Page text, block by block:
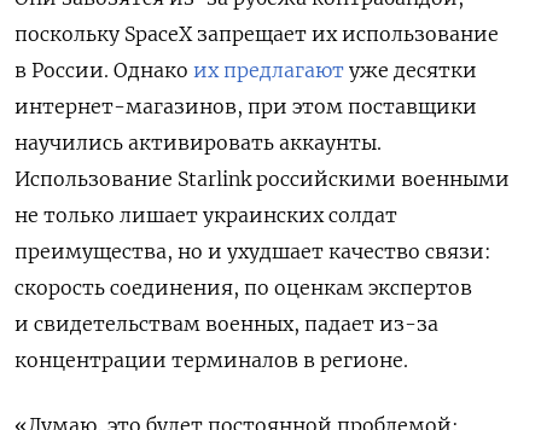
поскольку SpaceX запрещает их использование
в России. Однако их предлагают уже десятки
интернет-магазинов, при этом поставщики
научились активировать аккаунты.
Использование Starlink российскими военными
не только лишает украинских солдат
преимущества, но и ухудшает качество связи:
скорость соединения, по оценкам экспертов
и свидетельствам военных, падает из-за
концентрации терминалов в регионе.